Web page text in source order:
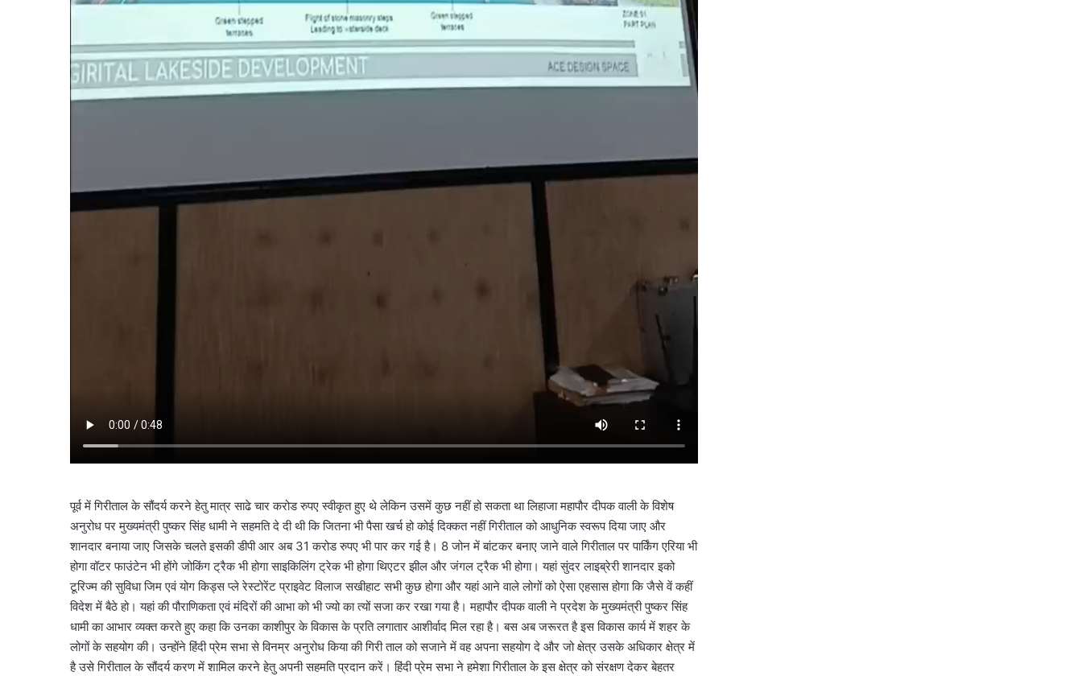
पूर्व में गिरीताल के सौंदर्य करने हेतु मात्र साढे चार करोड रुपए स्वीकृत हुए थे लेकिन उसमें कुछ नहीं हो सकता था लिहाजा महापौर दीपक वाली के विशेष
अनुरोध पर मुख्यमंत्री पुष्कर सिंह धामी ने सहमति दे दी थी कि जितना भी पैसा खर्च हो कोई दिक्कत नहीं गिरीताल को आधुनिक स्वरूप दिया जाए और
शानदार बनाया जाए जिसके चलते इसकी डीपी आर अब 31 करोड रुपए भी पार कर गई है। 8 जोन में बांटकर बनाए जाने वाले गिरीताल पर पार्किंग एरिया भी
होगा वॉटर फाउंटेन भी होंगे जोकिंग ट्रैक भी होगा साइकिलिंग ट्रेक भी होगा थिएटर झील और जंगल ट्रैक भी होगा। यहां सुंदर लाइब्रेरी शानदार इको
टूरिज्म की सुविधा जिम एवं योग किड्स प्ले रेस्टोरेंट प्राइवेट विलाज सखीहाट सभी कुछ होगा और यहां आने वाले लोगों को ऐसा एहसास होगा कि जैसे वें कहीं
विदेश में बैठे हो। यहां की पौराणिकता एवं मंदिरों की आभा को भी ज्यो का त्यों सजा कर रखा गया है। महापौर दीपक वाली ने प्रदेश के मुख्यमंत्री पुष्कर सिंह
धामी का आभार व्यक्त करते हुए कहा कि उनका काशीपुर के विकास के प्रति लगातार आशीर्वाद मिल रहा है। बस अब जरूरत है इस विकास कार्य में शहर के
लोगों के सहयोग की। उन्होंने हिंदी प्रेम सभा से विनम्र अनुरोध किया की गिरी ताल को सजाने में वह अपना सहयोग दे और जो क्षेत्र उसके अधिकार क्षेत्र में
है उसे गिरीताल के सौंदर्य करण में शामिल करने हेतु अपनी सहमति प्रदान करें। हिंदी प्रेम सभा ने हमेशा गिरीताल के इस क्षेत्र को संरक्षण देकर बेहतर